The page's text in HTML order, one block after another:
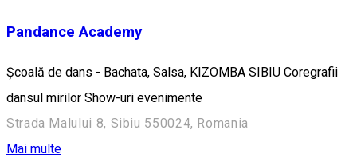
Pandance Academy
Școală de dans - Bachata, Salsa, KIZOMBA SIBIU Coregrafii
dansul mirilor Show-uri evenimente
Strada Malului 8, Sibiu 550024, Romania
Mai multe